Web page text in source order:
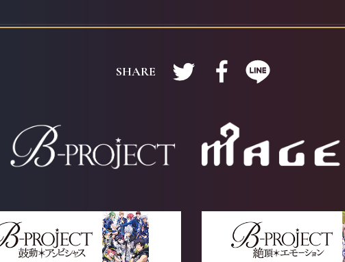
Twitterで共有する
Facebookで共有